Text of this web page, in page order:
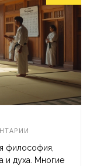
философия,
и духа. Многие